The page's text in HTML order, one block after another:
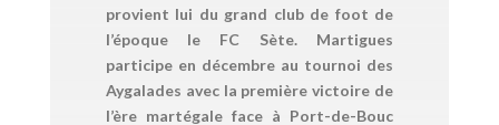
provient lui du grand club de foot de
l’époque le FC Sète. Martigues
participe en décembre au tournoi des
Aygalades avec la première victoire de
l’ère martégale face à Port-de-Bouc